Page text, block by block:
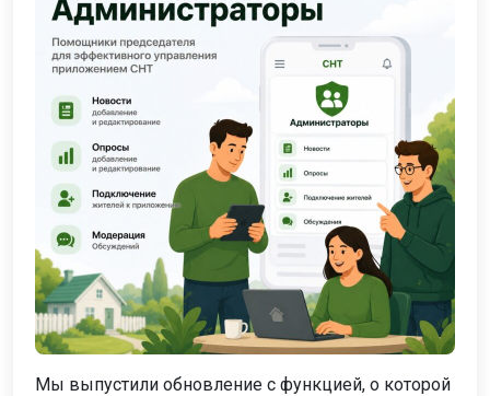
Мы выпустили обновление с функцией, о которой